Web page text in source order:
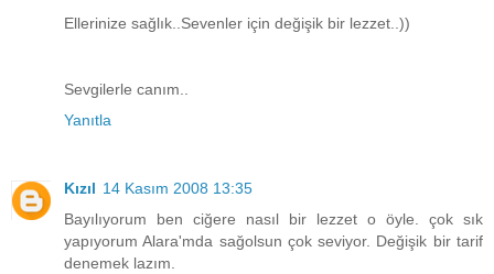
Ellerinize sağlık..Sevenler için değişik bir lezzet..))
Sevgilerle canım..
Yanıtla
Kızıl 14 Kasım 2008 13:35
Bayılıyorum ben ciğere nasıl bir lezzet o öyle. çok sık
yapıyorum Alara'mda sağolsun çok seviyor. Değişik bir tarif
denemek lazım.